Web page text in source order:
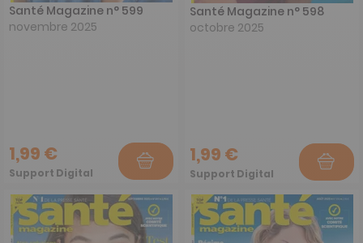
Santé Magazine n° 599
novembre 2025
1,99 €
Support Digital
Santé Magazine n° 598
octobre 2025
1,99 €
Support Digital